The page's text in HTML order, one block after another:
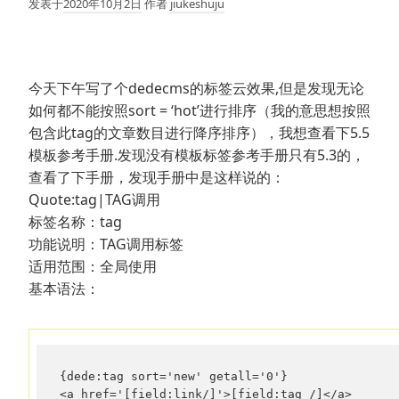
发表于2020年10月2日 作者 jiukeshuju
今天下午写了个dedecms的标签云效果,但是发现无论
如何都不能按照sort = ‘hot’进行排序（我的意思想按照
包含此tag的文章数目进行降序排序），我想查看下5.5
模板参考手册.发现没有模板标签参考手册只有5.3的，
查看了下手册，发现手册中是这样说的：
Quote:tag|TAG调用
标签名称：tag
功能说明：TAG调用标签
适用范围：全局使用
基本语法：
{dede:tag sort='new' getall='0'}
<a href='[field:link/]'>[field:tag /]</a>